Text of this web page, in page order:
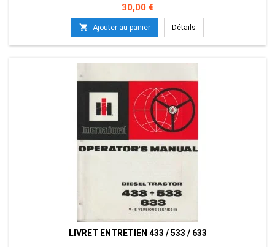
Prix
30,00 €
 Ajouter au panier Détails
LIVRET ENTRETIEN 433 / 533 / 633